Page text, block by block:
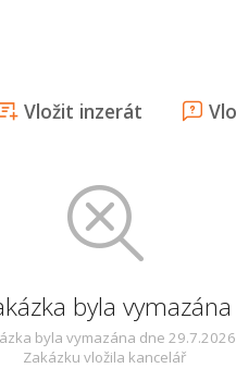
Vložit inzerát
byla vymazána
byla vymazána dne 29.7.2026
Zakázku vložila kancelář